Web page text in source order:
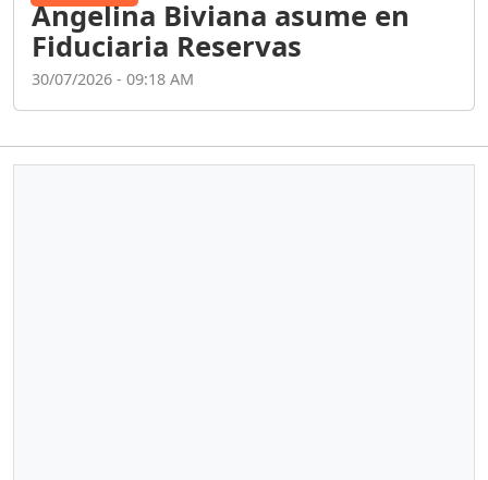
Economía
Angelina Biviana asume en
Fiduciaria Reservas